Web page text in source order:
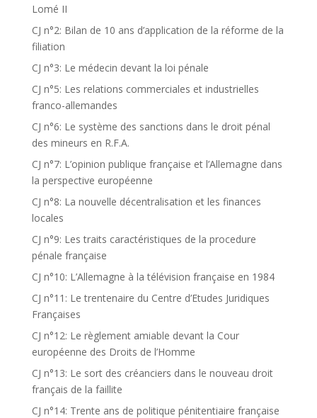
Lomé II
CJ n°2: Bilan de 10 ans d’application de la réforme de la
filiation
CJ n°3: Le médecin devant la loi pénale
CJ n°5: Les relations commerciales et industrielles
franco-allemandes
CJ n°6: Le système des sanctions dans le droit pénal
des mineurs en R.F.A.
CJ n°7: L’opinion publique française et l’Allemagne dans
la perspective européenne
CJ n°8: La nouvelle décentralisation et les finances
locales
CJ n°9: Les traits caractéristiques de la procedure
pénale française
CJ n°10: L’Allemagne à la télévision française en 1984
CJ n°11: Le trentenaire du Centre d’Etudes Juridiques
Françaises
CJ n°12: Le règlement amiable devant la Cour
européenne des Droits de l’Homme
CJ n°13: Le sort des créanciers dans le nouveau droit
français de la faillite
CJ n°14: Trente ans de politique pénitentiaire française